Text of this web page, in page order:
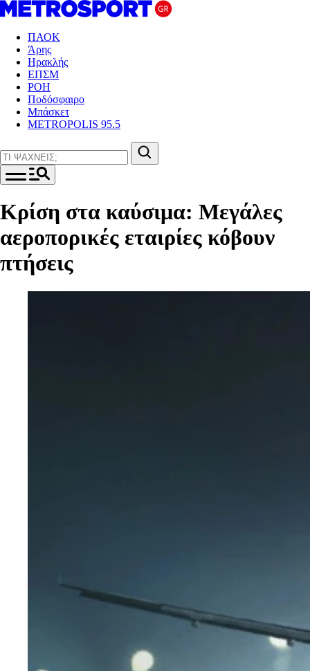
ΠΑΟΚ
Άρης
Ηρακλής
ΕΠΣΜ
ΡΟΗ
Ποδόσφαιρο
Μπάσκετ
METROPOLIS 95.5
Κρίση στα καύσιμα: Μεγάλες
αεροπορικές εταιρίες κόβουν
πτήσεις